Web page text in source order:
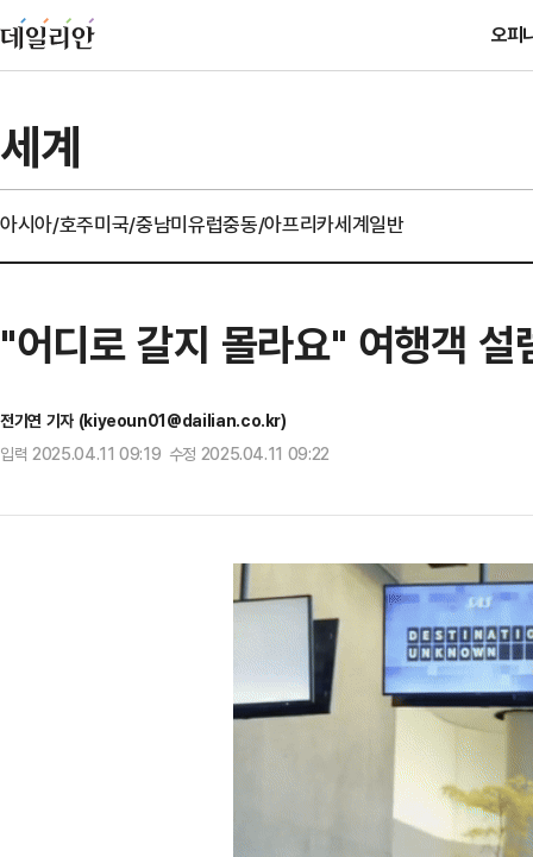
오피
세계
아시아/호주미국/중남미유럽중동/아프리카세계일반
"어디로 갈지 몰라요" 여행객
전기연 기자 (kiyeoun01@dailian.co.kr)
입력 2025.04.11 09:19 수정 2025.04.11 09:22